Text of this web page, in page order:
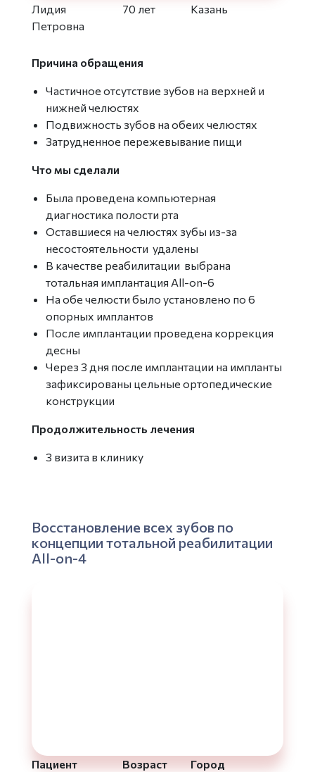
Лидия
Петровна
70 лет
Казань
Причина обращения
Частичное отсутствие зубов на верхней и
нижней челюстях
Подвижность зубов на обеих челюстях
Затрудненное пережевывание пищи
Что мы сделали
Была проведена компьютерная
диагностика полости рта
Оставшиеся на челюстях зубы из-за
несостоятельности удалены
В качестве реабилитации выбрана
тотальная имплантация All-on-6
На обе челюсти было установлено по 6
опорных имплантов
После имплантации проведена коррекция
десны
Через 3 дня после имплантации на импланты
зафиксированы цельные ортопедические
конструкции
Продолжительность лечения
3 визита в клинику
Восстановление всех зубов по
концепции тотальной реабилитации
All-on-4
Пациент
Возраст
Город